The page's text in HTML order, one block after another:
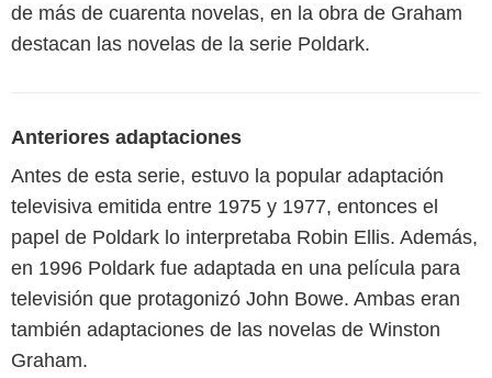
de más de cuarenta novelas, en la obra de Graham
destacan las novelas de la serie Poldark.
Anteriores adaptaciones
Antes de esta serie, estuvo la popular adaptación
televisiva emitida entre 1975 y 1977, entonces el
papel de Poldark lo interpretaba Robin Ellis. Además,
en 1996 Poldark fue adaptada en una película para
televisión que protagonizó John Bowe. Ambas eran
también adaptaciones de las novelas de Winston
Graham.